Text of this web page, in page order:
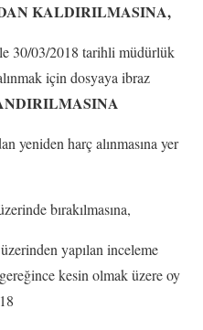
KALDIRILMASINA,
30/03/2018 tarihli müdürlük
için dosyaya ibraz
yeniden harç alınmasına yer
bırakılmasına,
yapılan inceleme
kesin olmak üzere oy